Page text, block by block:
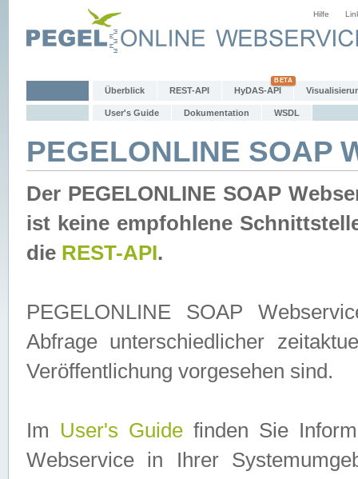
Hilfe
Überblick REST-API HyDAS-API
User's Guide Dokumentation WSDL
PEGELONLINE SOAP
Der PEGELONLINE SOAP
ist keine empfohlene
die REST-API.
PEGELONLINE SOAP
Abfrage unterschiedlicher
Veröffentlichung vorgesehen sind.
Im User's Guidefinden Sie
Webservice in Ihrer